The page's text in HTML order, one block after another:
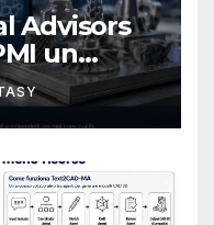
Advisors
un
3D
alla filiera